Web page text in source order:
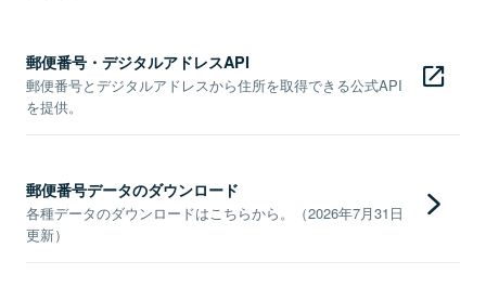
郵便番号・デジタルアドレスAPI
郵便番号とデジタルアドレスから住所を取得できる公式API
を提供。
郵便番号データのダウンロード
各種データのダウンロードはこちらから。（2026年7月31日
更新）